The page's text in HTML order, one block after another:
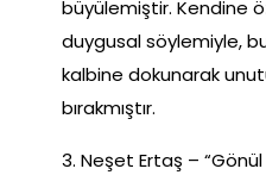
büyülemiştir. Kendine
duygusal söylemiyle,
kalbine dokunarak
bırakmıştır.
3. Neşet Ertaş – “Gönül